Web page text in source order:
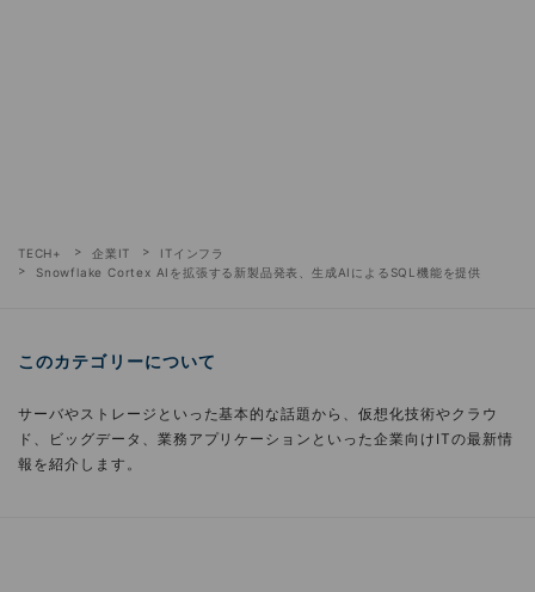
TECH+ 企業IT
ITインフラ
Snowflake Cortex AIを拡張する新製品発表、生成AIによるSQL機能を提供
このカテゴリーについて
サーバやストレージといった基本的な話題から、仮想化技術やクラウ
ド、ビッグデータ、業務アプリケーションといった企業向けITの最新情
報を紹介します。